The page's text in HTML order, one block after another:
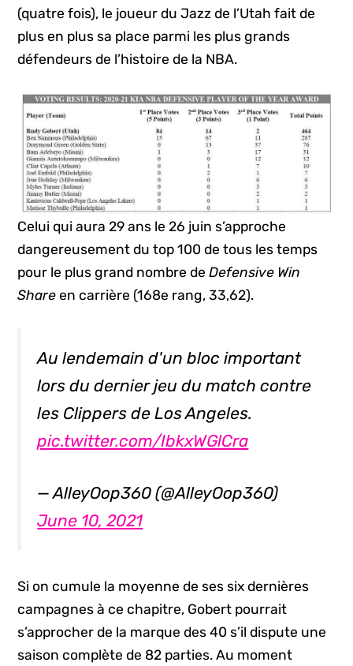
(quatre fois), le joueur du Jazz de l’Utah fait de
plus en plus sa place parmi les plus grands
défendeurs de l’histoire de la NBA.
Celui qui aura 29 ans le 26 juin s’approche
dangereusement du top 100 de tous les temps
pour le plus grand nombre deDefensive Win
Shareen carrière (168e rang, 33,62).
Au lendemain d'un bloc important
lors du dernier jeu du match contre
les Clippers de Los Angeles.
pic.twitter.com/IbkxWGlCra
— AlleyOop360 (@AlleyOop360)
June 10, 2021
Si on cumule la moyenne de ses six dernières
campagnes à ce chapitre, Gobert pourrait
s’approcher de la marque des 40 s’il dispute une
saison complète de 82 parties. Au moment